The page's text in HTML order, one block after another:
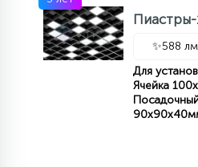
Пиастры-
✨588 лм
Для
Ячейка